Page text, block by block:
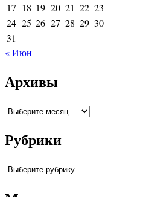
17 18 19 20 21 22 23
24 25 26 27 28 29 30
31
« Июн
Архивы
Архивы
Рубрики
Рубрики